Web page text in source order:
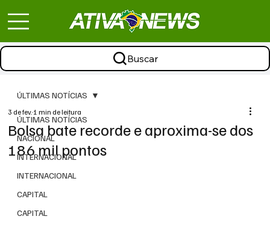
Buscar
ÚLTIMAS NOTÍCIAS
NACIONAL
INTERNACIONAL
INTERNACIONAL
CAPITAL
CAPITAL
ÚLTIMAS NOTÍCIAS
Bolsa bate recorde e aproxima-se dos
186 mil pontos
3 de fev.1 min de leitura